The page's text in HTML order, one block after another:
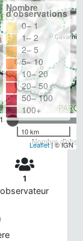
Nombre
Nombre
d'observations
0– 1
1– 2
2– 5
5– 10
10– 20
20– 50
50– 100
100+
10 km
Leaflet| © IGN
1
observateur